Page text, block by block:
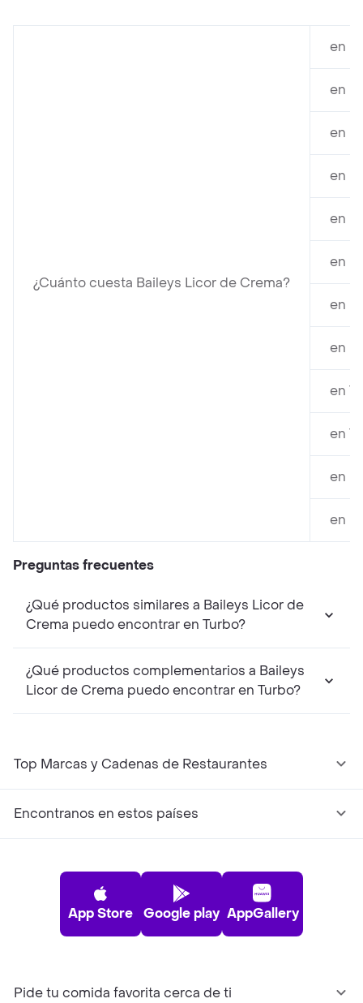
¿Cuánto cuesta Baileys Licor de Crema?
en
en
en
en
en
en
en
en
en
en
en
en
Preguntas frecuentes
¿Qué productos similares a Baileys Licor de
Crema puedo encontrar en Turbo?
¿Qué productos complementarios a Baileys
Licor de Crema puedo encontrar en Turbo?
Top Marcas y Cadenas de Restaurantes
Encontranos en estos países
App Store Google play AppGallery
Pide tu comida favorita cerca de ti